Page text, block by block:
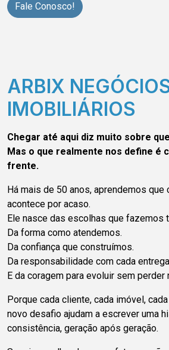
Fale Conosco!
ARBIX
IMOBILIÁRIOS
Chegar até aqui diz muito sobre
Mas o que realmente nos define é
frente.
Há mais de 50 anos, aprendemos que
acontece por acaso.
Ele nasce das escolhas que fazemos
Da forma como atendemos.
Da confiança que construímos.
Da responsabilidade com cada
E da coragem para evoluir sem perder
Porque cada cliente, cada imóvel,
novo desafio ajudam a escrever uma
consistência, geração após geração.